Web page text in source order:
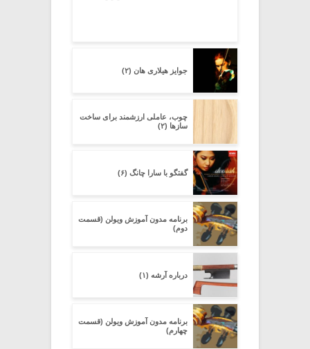
جوایز هیلاری هان (۲)
چوب، عاملی ارزشمند برای ساخت
سازها (۲)
گفتگو با سارا چانگ (۶)
برنامه مدون آموزش ویولن (قسمت
دوم)
درباره آرشه (۱)
برنامه مدون آموزش ویولن (قسمت
چهارم)